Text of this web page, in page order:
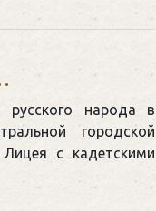
народа в
городской
с кадетскими